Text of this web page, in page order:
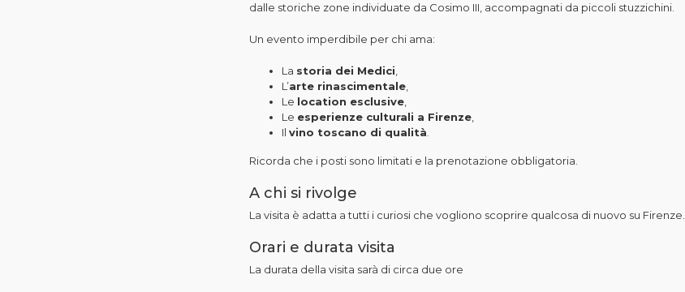
dalle storiche zone individuate da Cosimo III, accompagnati da piccoli stuzzichini.
Un evento imperdibile per chi ama:
La storia dei Medici,
L’arte rinascimentale,
Le location esclusive,
Le esperienze culturali a Firenze,
Il vino toscano di qualità.
Ricorda che i posti sono limitati e la prenotazione obbligatoria.
A chi si rivolge
La visita è adatta a tutti i curiosi che vogliono scoprire qualcosa di nuovo su Firenze.
Orari e durata visita
La durata della visita sarà di circa due ore